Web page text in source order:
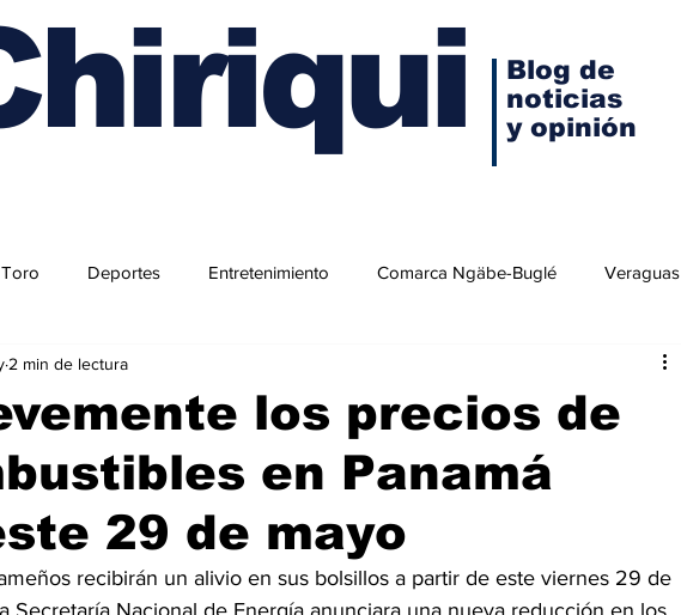
Blog de
noticias
y opinión
Deportes Entretenimiento Comarca Ngäbe-Buglé Veraguas
los precios de
en Panamá
29 de mayo
2 min de lectura
recibirán un alivio en sus bolsillos a partir de este viernes 29 de
Secretaría Nacional de Energía anunciara una nueva reducción en los